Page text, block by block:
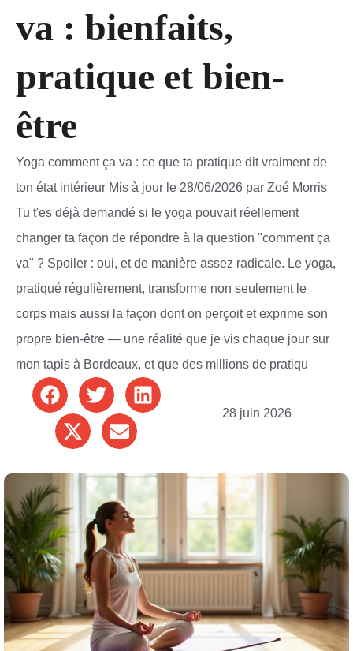
va : bienfaits,
pratique et bien-
être
Yoga comment ça va : ce que ta pratique dit vraiment de
ton état intérieur Mis à jour le 28/06/2026 par Zoé Morris
Tu t'es déjà demandé si le yoga pouvait réellement
changer ta façon de répondre à la question "comment ça
va" ? Spoiler : oui, et de manière assez radicale. Le yoga,
pratiqué régulièrement, transforme non seulement le
corps mais aussi la façon dont on perçoit et exprime son
propre bien-être — une réalité que je vis chaque jour sur
mon tapis à Bordeaux, et que des millions de pratiqu
28 juin 2026